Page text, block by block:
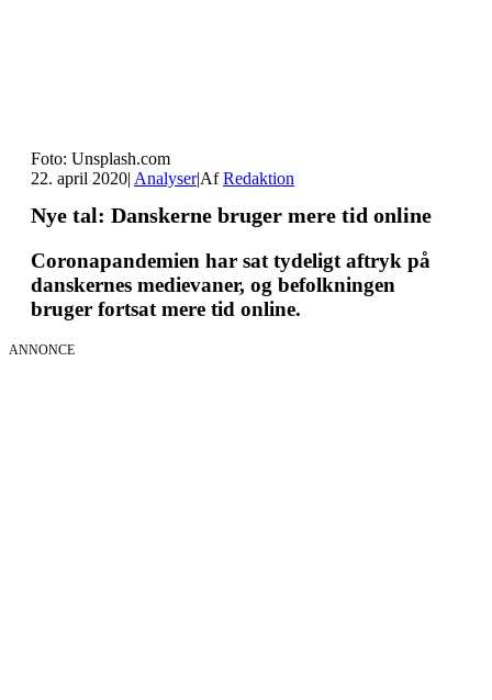
Foto: Unsplash.com
22. april 2020| Analyser|AfRedaktion
Nye tal: Danskerne bruger mere tid online
Coronapandemien har sat tydeligt aftryk på
danskernes medievaner, og befolkningen
bruger fortsat mere tid online.
ANNONCE